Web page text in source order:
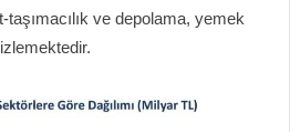
ve depolama, yemek